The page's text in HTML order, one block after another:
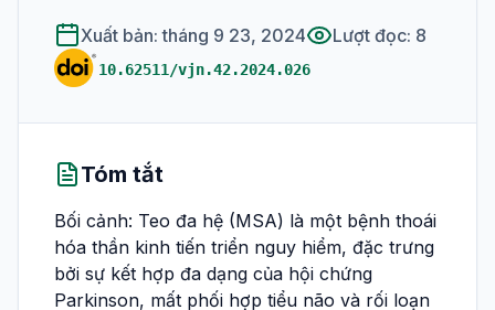
Dành cho phản
biện
Xuất bản: tháng 9 23, 2024 Lượt đọc: 8
10.62511/vjn.42.2024.026
Tóm tắt
Bối cảnh: Teo đa hệ (MSA) là một bệnh thoái
hóa thần kinh tiến triển nguy hiểm, đặc trưng
bởi sự kết hợp đa dạng của hội chứng
Parkinson, mất phối hợp tiểu não và rối loạn